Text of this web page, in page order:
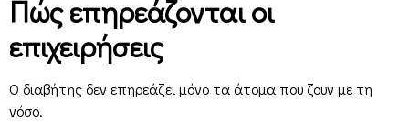
Πώς επηρεάζονται οι
επιχειρήσεις
Ο διαβήτης δεν επηρεάζει μόνο τα άτομα που ζουν με τη
νόσο.